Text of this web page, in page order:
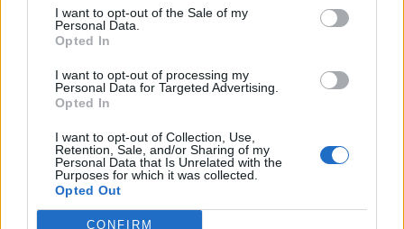
I want to opt-out of the Sale of my
Personal Data.
Opted In
I want to opt-out of processing my
Personal Data for Targeted Advertising.
Opted In
I want to opt-out of Collection, Use,
Retention, Sale, and/or Sharing of my
Personal Data that Is Unrelated with the
Purposes for which it was collected.
Opted Out
CONFIRM
Πολιτική
Ντόναλντ Τραμπ: Η εκεχειρία ως άλλοθι και
η πολιτική της λεκτικής ακροβασίας
06.02.26
Οι δηλώσεις Τραμπ για «παύση βομβαρδισμών» δεν
αφορούν ημερομηνίες, αλλά τον τρόπο που ο πόλεμος
μετατρέπεται σε αφήγημα και η βία κανονικοποιείται μέσω
γλώσσας.